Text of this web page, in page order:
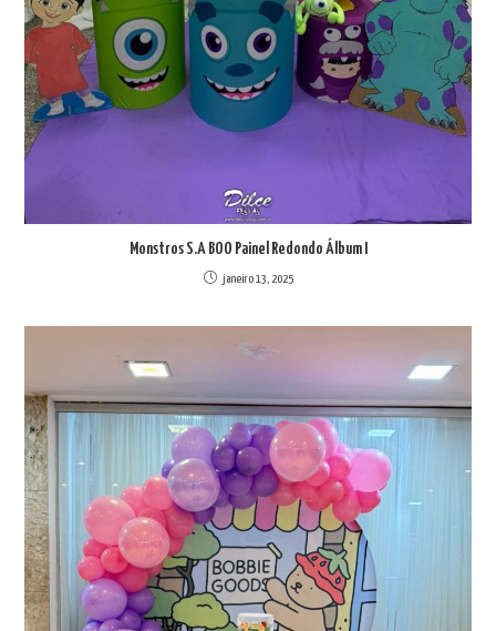
Monstros S.A BOO Painel Redondo Álbum I
janeiro 13, 2025